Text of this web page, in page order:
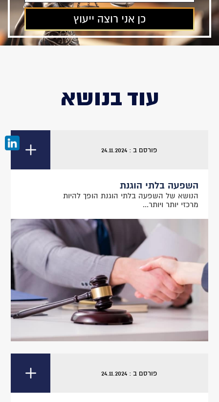
עוד בנושא
פורסם ב : 24.11.2024
השפעה בלתי הוגנת
הנושא של השפעה בלתי הוגנת הופך להיות
מרכזי יותר ויותר...
פורסם ב : 24.11.2024